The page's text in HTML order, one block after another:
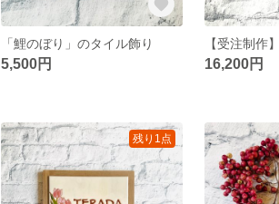
「鯉のぼり」のタイル飾り
5,500円 16,200円
残り1点